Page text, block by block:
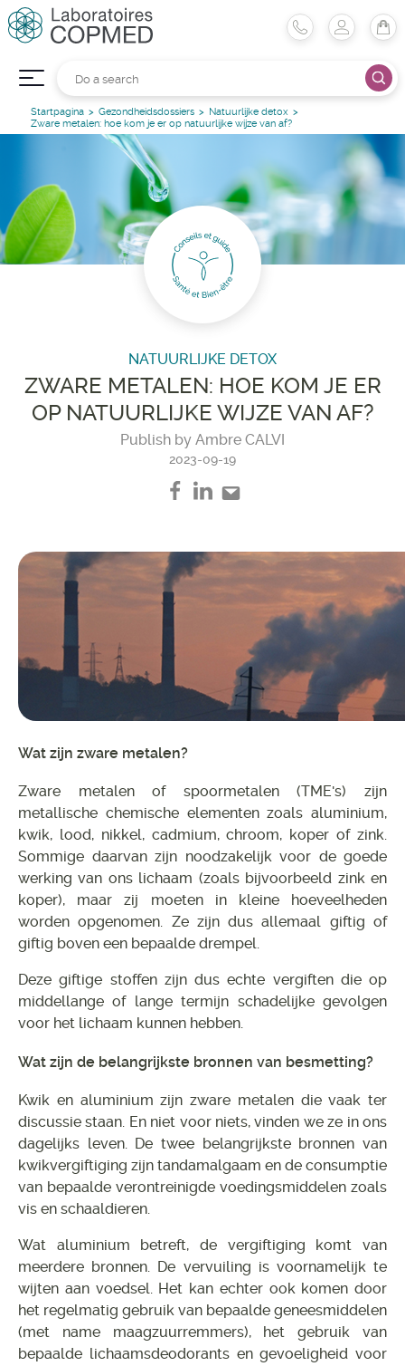
Startpagina Gezondheidsdossiers
Natuurlijke detox
Zware metalen: hoe kom je er op natuurlijke wijze van af?
NATUURLIJKE DETOX
ZWARE METALEN: HOE KOM JE ER
OP NATUURLIJKE WIJZE VAN AF?
Publish by Ambre CALVI
2023-09-19
Wat zijn zware metalen?
Zware metalen of spoormetalen (TME's) zijn
metallische chemische elementen zoals aluminium,
kwik, lood, nikkel, cadmium, chroom, koper of zink.
Sommige daarvan zijn noodzakelijk voor de goede
werking van ons lichaam (zoals bijvoorbeeld zink en
koper), maar zij moeten in kleine hoeveelheden
worden opgenomen. Ze zijn dus allemaal giftig of
giftig boven een bepaalde drempel.
Deze giftige stoffen zijn dus echte vergiften die op
middellange of lange termijn schadelijke gevolgen
voor het lichaam kunnen hebben.
Wat zijn de belangrijkste bronnen van besmetting?
Kwik en aluminium zijn zware metalen die vaak ter
discussie staan. En niet voor niets, vinden we ze in ons
dagelijks leven. De twee belangrijkste bronnen van
kwikvergiftiging zijn tandamalgaam en de consumptie
van bepaalde verontreinigde voedingsmiddelen zoals
vis en schaaldieren.
Wat aluminium betreft, de vergiftiging komt van
meerdere bronnen. De vervuiling is voornamelijk te
wijten aan voedsel. Het kan echter ook komen door
het regelmatig gebruik van bepaalde geneesmiddelen
(met name maagzuurremmers), het gebruik van
bepaalde lichaamsdeodorants en gevoeligheid voor